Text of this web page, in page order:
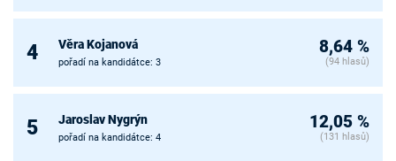
4 Věra Kojanová
pořadí na kandidátce: 3
8,64 %
(94 hlasů)
5 Jaroslav Nygrýn
pořadí na kandidátce: 4
12,05 %
(131 hlasů)